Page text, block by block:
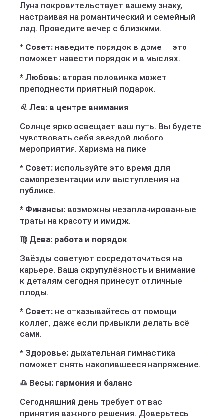
Луна покровительствует вашему знаку,
настраивая на романтический и семейный
лад. Проведите вечер с близкими.
* Совет: наведите порядок в доме — это
поможет навести порядок и в мыслях.
* Любовь: вторая половинка может
преподнести приятный подарок.
♌ Лев: в центре внимания
Солнце ярко освещает ваш путь. Вы будете
чувствовать себя звездой любого
мероприятия. Харизма на пике!
* Совет: используйте это время для
самопрезентации или выступления на
публике.
* Финансы: возможны незапланированные
траты на красоту и имидж.
♍ Дева: работа и порядок
Звёзды советуют сосредоточиться на
карьере. Ваша скрупулёзность и внимание
к деталям сегодня принесут отличные
плоды.
* Совет: не отказывайтесь от помощи
коллег, даже если привыкли делать всё
сами.
* Здоровье: дыхательная гимнастика
поможет снять накопившееся напряжение.
♎ Весы: гармония и баланс
Сегодняшний день требует от вас
принятия важного решения. Доверьтесь